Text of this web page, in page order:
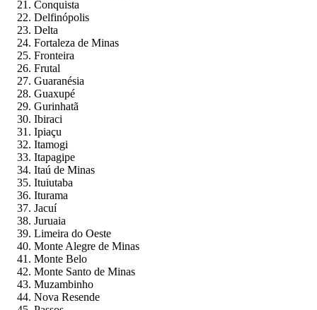
Conquista
Delfinópolis
Delta
Fortaleza de Minas
Fronteira
Frutal
Guaranésia
Guaxupé
Gurinhatã
Ibiraci
Ipiaçu
Itamogi
Itapagipe
Itaú de Minas
Ituiutaba
Iturama
Jacuí
Juruaia
Limeira do Oeste
Monte Alegre de Minas
Monte Belo
Monte Santo de Minas
Muzambinho
Nova Resende